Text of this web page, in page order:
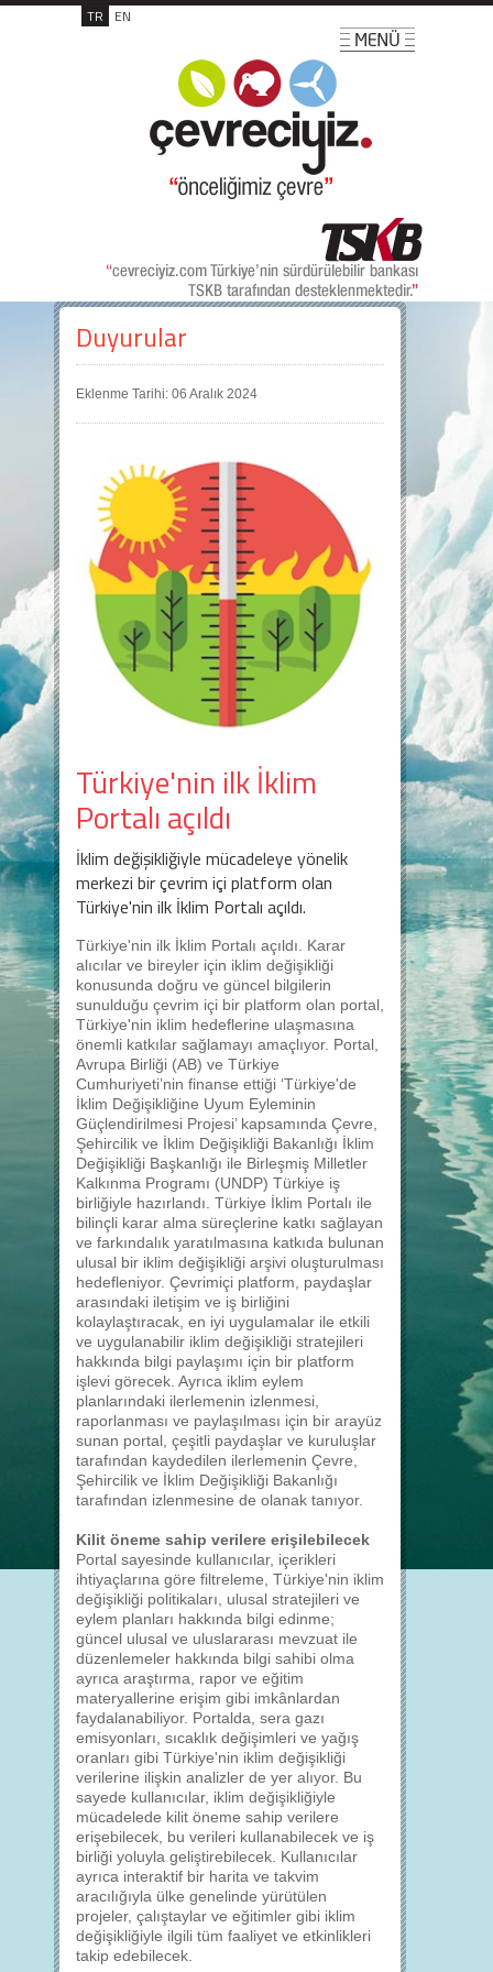
TR EN
Duyurular
Eklenme Tarihi: 06 Aralık 2024
Türkiye'nin ilk İklim
Portalı açıldı
İklim değişikliğiyle mücadeleye yönelik
merkezi bir çevrim içi platform olan
Türkiye'nin ilk İklim Portalı açıldı.
Türkiye'nin ilk İklim Portalı açıldı. Karar
alıcılar ve bireyler için iklim değişikliği
konusunda doğru ve güncel bilgilerin
sunulduğu çevrim içi bir platform olan portal,
Türkiye'nin iklim hedeflerine ulaşmasına
önemli katkılar sağlamayı amaçlıyor. Portal,
Avrupa Birliği (AB) ve Türkiye
Cumhuriyeti’nin finanse ettiği ‘Türkiye'de
İklim Değişikliğine Uyum Eyleminin
Güçlendirilmesi Projesi’ kapsamında Çevre,
Şehircilik ve İklim Değişikliği Bakanlığı İklim
Değişikliği Başkanlığı ile Birleşmiş Milletler
Kalkınma Programı (UNDP) Türkiye iş
birliğiyle hazırlandı. Türkiye İklim Portalı ile
bilinçli karar alma süreçlerine katkı sağlayan
ve farkındalık yaratılmasına katkıda bulunan
ulusal bir iklim değişikliği arşivi oluşturulması
hedefleniyor. Çevrimiçi platform, paydaşlar
arasındaki iletişim ve iş birliğini
kolaylaştıracak, en iyi uygulamalar ile etkili
ve uygulanabilir iklim değişikliği stratejileri
hakkında bilgi paylaşımı için bir platform
işlevi görecek. Ayrıca iklim eylem
planlarındaki ilerlemenin izlenmesi,
raporlanması ve paylaşılması için bir arayüz
sunan portal, çeşitli paydaşlar ve kuruluşlar
tarafından kaydedilen ilerlemenin Çevre,
Şehircilik ve İklim Değişikliği Bakanlığı
tarafından izlenmesine de olanak tanıyor.
Kilit öneme sahip verilere erişilebilecek
Portal sayesinde kullanıcılar, içerikleri
ihtiyaçlarına göre filtreleme, Türkiye'nin iklim
değişikliği politikaları, ulusal stratejileri ve
eylem planları hakkında bilgi edinme;
güncel ulusal ve uluslararası mevzuat ile
düzenlemeler hakkında bilgi sahibi olma
ayrıca araştırma, rapor ve eğitim
materyallerine erişim gibi imkânlardan
faydalanabiliyor. Portalda, sera gazı
emisyonları, sıcaklık değişimleri ve yağış
oranları gibi Türkiye'nin iklim değişikliği
verilerine ilişkin analizler de yer alıyor. Bu
sayede kullanıcılar, iklim değişikliğiyle
mücadelede kilit öneme sahip verilere
erişebilecek, bu verileri kullanabilecek ve iş
birliği yoluyla geliştirebilecek. Kullanıcılar
ayrıca interaktif bir harita ve takvim
aracılığıyla ülke genelinde yürütülen
projeler, çalıştaylar ve eğitimler gibi iklim
değişikliğiyle ilgili tüm faaliyet ve etkinlikleri
takip edebilecek.